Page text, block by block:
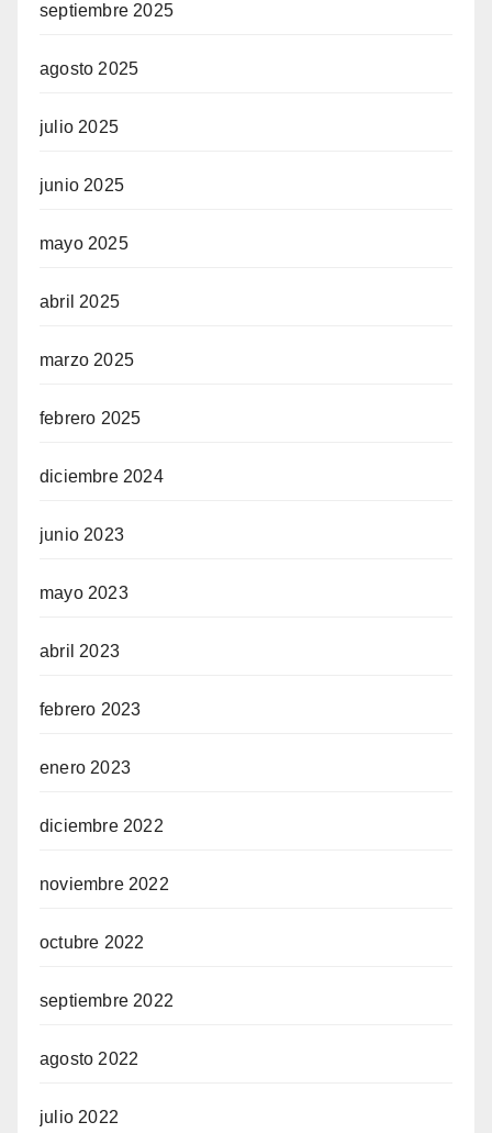
septiembre 2025
agosto 2025
julio 2025
junio 2025
mayo 2025
abril 2025
marzo 2025
febrero 2025
diciembre 2024
junio 2023
mayo 2023
abril 2023
febrero 2023
enero 2023
diciembre 2022
noviembre 2022
octubre 2022
septiembre 2022
agosto 2022
julio 2022